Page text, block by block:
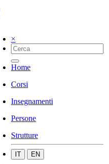
×
Home
Corsi
Insegnamenti
Persone
Strutture
IT EN